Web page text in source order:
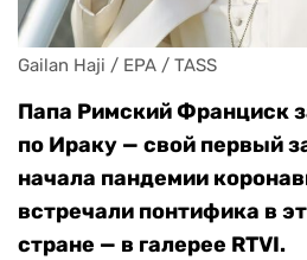
Gailan Haji / EPA / TASS
Папа Римский Франциск
по Ираку — свой первый
начала пандемии
встречали понтифика в
стране — в галерее RTVI.